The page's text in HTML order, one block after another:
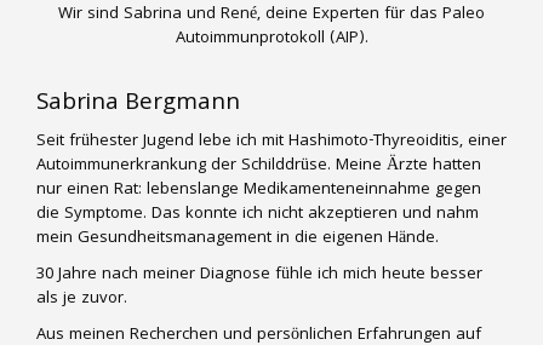
Wir sind Sabrina und René, deine Experten für das Paleo
Autoimmunprotokoll (AIP).
Sabrina Bergmann
Seit frühester Jugend lebe ich mit Hashimoto-Thyreoiditis, einer
Autoimmunerkrankung der Schilddrüse. Meine Ärzte hatten
nur einen Rat: lebenslange Medikamenteneinnahme gegen
die Symptome. Das konnte ich nicht akzeptieren und nahm
mein Gesundheitsmanagement in die eigenen Hände.
30 Jahre nach meiner Diagnose fühle ich mich heute besser
als je zuvor.
Aus meinen Recherchen und persönlichen Erfahrungen auf